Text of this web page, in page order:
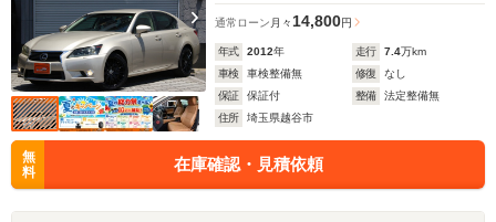
通常ローン 月々 14,800円
年式 2012年 走行 7.4万km
車検
車検整備無 修復
なし
保証
保証付 整備
法定整備無
住所
埼玉県越谷市
無
料
在庫確認・見積依頼